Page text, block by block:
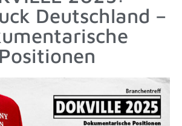
Deutschland –
Positionen